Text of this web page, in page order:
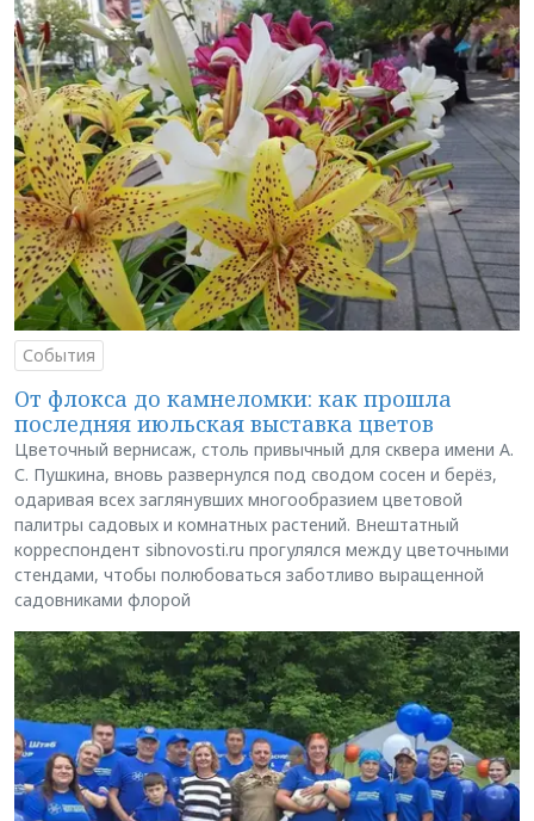
События
От флокса до камнеломки: как прошла
последняя июльская выставка цветов
Цветочный вернисаж, столь привычный для сквера имени А.
С. Пушкина, вновь развернулся под сводом сосен и берёз,
одаривая всех заглянувших многообразием цветовой
палитры садовых и комнатных растений. Внештатный
корреспондент sibnovosti.ru прогулялся между цветочными
стендами, чтобы полюбоваться заботливо выращенной
садовниками флорой